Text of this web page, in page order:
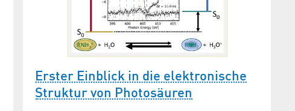
Erster Einblick in die elektronische
Struktur von Photosäuren